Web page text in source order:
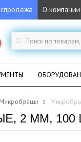
О компании
2 ММ, 100